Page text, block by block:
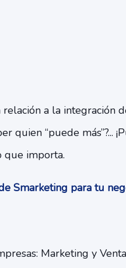
a la integración
“puede más”?...
que importa.
Smarketing para tu
Marketing y